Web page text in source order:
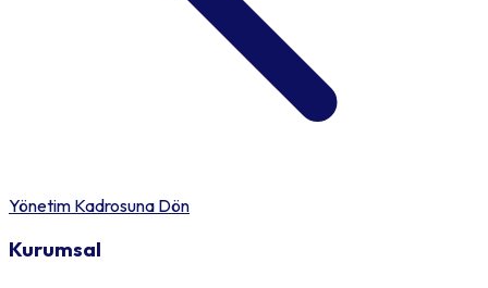
Yönetim Kadrosuna Dön
Kurumsal